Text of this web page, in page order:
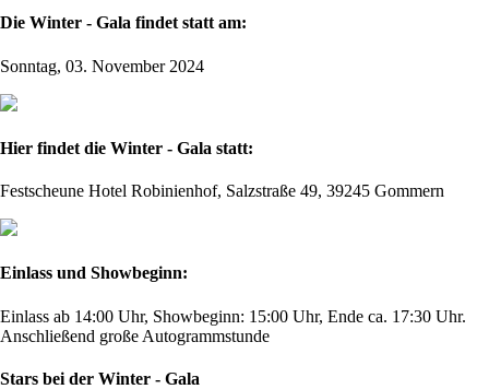
Die Winter - Gala findet statt am:
Sonntag, 03. November 2024
Hier findet die Winter - Gala statt:
Festscheune Hotel Robinienhof, Salzstraße 49, 39245 Gommern
Einlass und Showbeginn:
Einlass ab 14:00 Uhr, Showbeginn: 15:00 Uhr, Ende ca. 17:30 Uhr.
Anschließend große Autogrammstunde
Stars bei der Winter - Gala